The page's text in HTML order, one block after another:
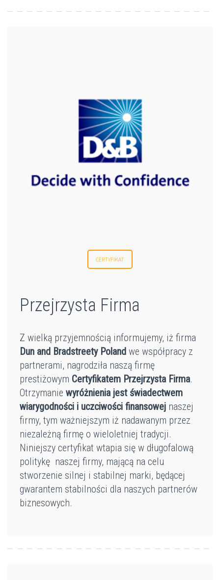
CERTYFIKAT
Przejrzysta Firma
Z wielką przyjemnością informujemy, iż firma
Dun and Bradstreety Poland we współpracy z
partnerami, nagrodziła naszą firmę
prestiżowym Certyfikatem Przejrzysta Firma.
Otrzymanie wyróżnienia jest świadectwem
wiarygodności i uczciwości finansowej naszej
firmy, tym ważniejszym iż nadawanym przez
niezależną firmę o wieloletniej tradycji.
Niniejszy certyfikat wtapia się w długofalową
politykę naszej firmy, mającą na celu
stworzenie silnej i stabilnej marki, będącej
gwarantem stabilności dla naszych partnerów
biznesowych.